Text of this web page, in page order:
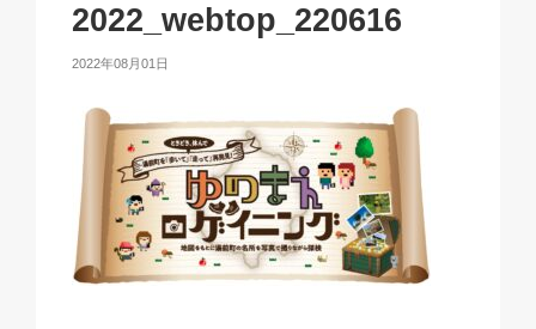
2022_webtop_220616
2022年08月01日